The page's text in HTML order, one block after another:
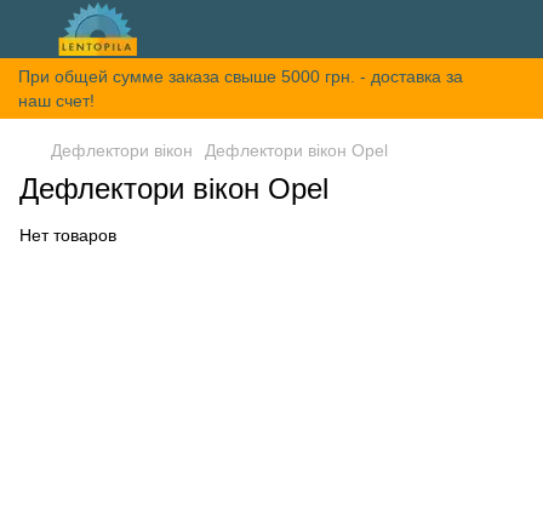
При общей сумме заказа свыше 5000 грн. - доставка за
наш счет!
Дефлектори вікон Дефлектори вікон Opel
Дефлектори вікон Opel
Нет товаров